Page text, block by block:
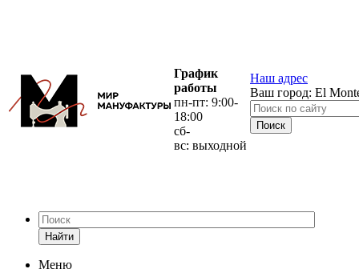
График
работы
пн-пт: 9:00-
18:00
сб-
вс: выходной
Наш адрес
Ваш город: El
Найти
Меню